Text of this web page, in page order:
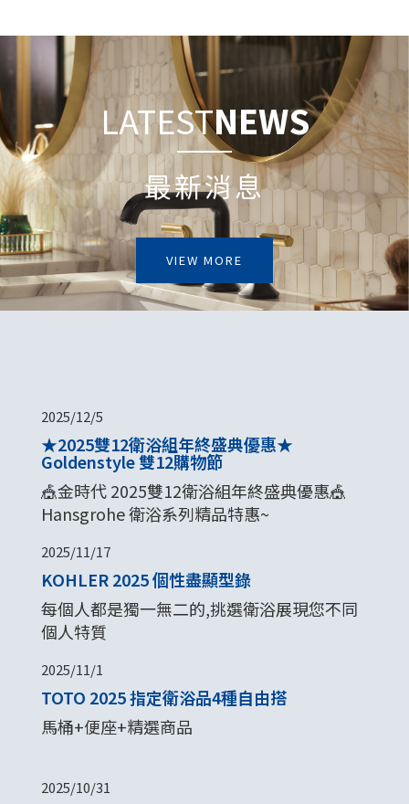
LATESTNEWS
最新消息
VIEW MORE
2025/12/5
★2025雙12衛浴組年終盛典優惠★
Goldenstyle 雙12購物節
🎪金時代 2025雙12衛浴組年終盛典優惠🎪
Hansgrohe 衛浴系列精品特惠~
2025/11/17
KOHLER 2025 個性盡顯型錄
每個人都是獨一無二的,挑選衛浴展現您不同
個人特質
2025/11/1
TOTO 2025 指定衛浴品4種自由搭
馬桶+便座+精選商品
2025/10/31